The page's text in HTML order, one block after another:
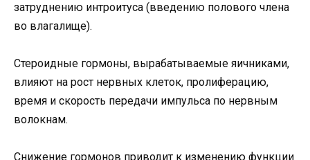
затруднению интроитуса (введению полового члена
во влагалище).
Стероидные гормоны, вырабатываемые яичниками,
влияют на рост нервных клеток, пролиферацию,
время и скорость передачи импульса по нервным
волокнам.
Снижение гормонов приводит к изменению функции